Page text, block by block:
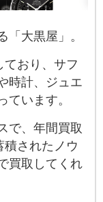
「大黒屋」。
ており、サフ
時計、ジュエ
ています。
で、年間買取
積されたノウ
買取してくれ